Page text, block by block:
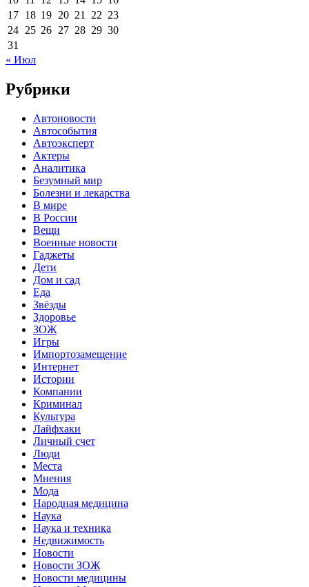
17 18 19 20 21 22 23
24 25 26 27 28 29 30
31
« Июл
Рубрики
Автоновости
Автособытия
Автоэксперт
Актеры
Аналитика
Безумный мир
Болезни и лекарства
В мире
В России
Вещи
Военные новости
Гаджеты
Дети
Дом и сад
Еда
Звёзды
Здоровье
ЗОЖ
Игры
Импортозамещение
Интернет
Истории
Компании
Криминал
Культура
Лайфхаки
Личный счет
Люди
Места
Мнения
Мода
Народная медицина
Наука
Наука и техника
Недвижимость
Новости
Новости ЗОЖ
Новости медицины